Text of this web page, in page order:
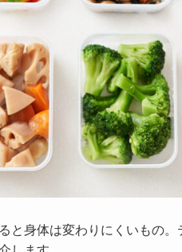
と身体は変わりにくいもの